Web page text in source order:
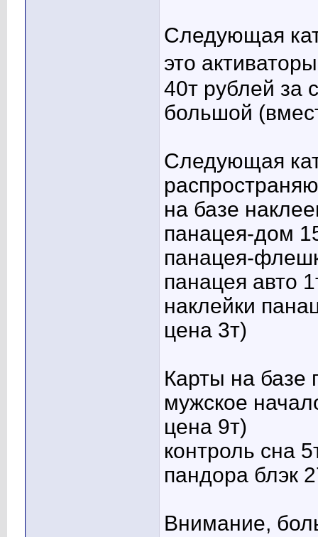
Следующая
это
40т рублей за
большой
Следующая
на базе
панацея-дом
панацея-
панацея авто
наклейки
цена 3т)
Карты на базе
мужское
цена 9т)
контроль сна
пандора блэк
Внимание,